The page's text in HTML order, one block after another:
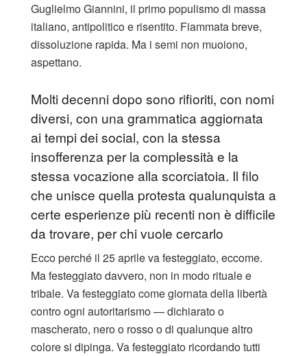
Guglielmo Giannini, il primo populismo di massa
italiano, antipolitico e risentito. Fiammata breve,
dissoluzione rapida. Ma i semi non muoiono,
aspettano.
Molti decenni dopo sono rifioriti, con nomi
diversi, con una grammatica aggiornata
ai tempi dei social, con la stessa
insofferenza per la complessità e la
stessa vocazione alla scorciatoia. Il filo
che unisce quella protesta qualunquista a
certe esperienze più recenti non è difficile
da trovare, per chi vuole cercarlo
Ecco perché il 25 aprile va festeggiato, eccome.
Ma festeggiato davvero, non in modo rituale e
tribale. Va festeggiato come giornata della libertà
contro ogni autoritarismo — dichiarato o
mascherato, nero o rosso o di qualunque altro
colore si dipinga. Va festeggiato ricordando tutti